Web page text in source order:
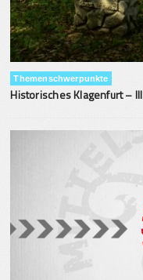
Themenschwerpunkte
Historisches Klagenfurt – III